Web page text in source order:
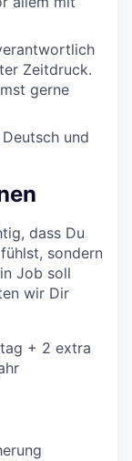
Zeitdruck.
gerne
und
dass Du
sondern
Job soll
wir Dir
+ 2 extra